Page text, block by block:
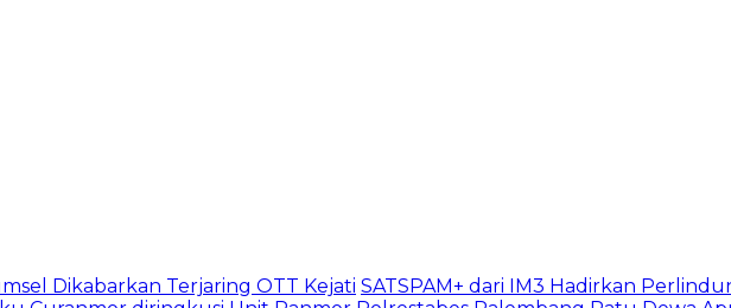
Dikabarkan Terjaring OTT Kejati SATSPAM+ dari IM3 Hadirkan